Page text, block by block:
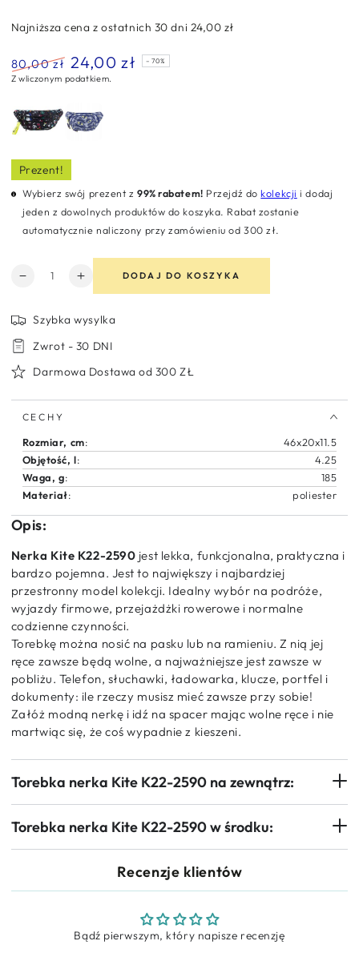
Najniższa cena z ostatnich 30 dni 24,00 zł
Normalna
80,00 zł
Cena
24,00 zł –70%
Z wliczonym podatkiem.
Prezent!
Wybierz swój prezent z99% rabatem! Przejdź dokolekcji i dodaj
jeden z dowolnych produktów do koszyka. Rabat zostanie
automatycznie naliczony przy zamówieniu od 300 zł.
Ilość
Zmniejsz
dla
Torba
na
o
rozmiarach
nastolatków
Bouffants
&amp;
Broken
Zwiększ
ilość
dla
Torba
na
o
nastolatków
&amp;
Broken
DODAJ DO KOSZYKA
Szybka wysylka
Zwrot - 30 DNI
Darmowa Dostawa od 300 ZŁ
CECHY
Rozmiar, cm:
46x20x11.5
Objętość, l:
4.25
Waga, g:
185
Materiał: poliester
Opis:
Nerka Kite K22-2590 jest lekka, funkcjonalna, praktyczna i
bardzo pojemna. Jest to największy i najbardziej
przestronny model kolekcji. Idealny wybór na podróże,
wyjazdy firmowe, przejażdżki rowerowe i normalne
codzienne czynności.
Torebkę można nosić na pasku lub na ramieniu. Z nią jej
ręce zawsze będą wolne, a najważniejsze jest zawsze w
pobliżu. Telefon, słuchawki, ładowarka, klucze, portfel i
dokumenty: ile rzeczy musisz mieć zawsze przy sobie!
Załóż modną nerkę i idź na spacer mając wolne ręce i nie
martwiąc się, że coś wypadnie z kieszeni.
Torebka nerka Kite K22-2590 na zewnątrz:
Torebka nerka Kite K22-2590 w środku:
Recenzje klientów
Bądź pierwszym, który napisze recenzję